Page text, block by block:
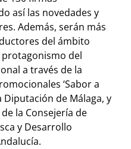
así las novedades y
Además, serán más
del ámbito
del
a través de la
‘Sabor a
Diputación de Málaga, y
de la Consejería de
y Desarrollo